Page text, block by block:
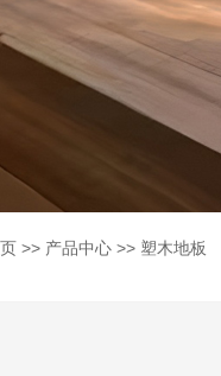
>> 产品中心 >> 塑木地板